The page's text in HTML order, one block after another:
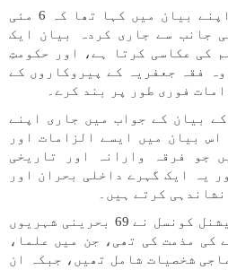
چند روز قبل الوفاق نے اپنے بیان میں کہا تھا کہ 6 مئی
کی جانب سے جاری کردہ بیان ایک
کی عکاسی کرتا ہے، اور حکومتِ
فقہ جعفریہ کے پیروکاروں کے
فوری طور پر بند کرے۔
بیان کے جواب میں جاری اپنے
اس بیان میں ایسے الزامات اور
جو فرقہ وارانہ اور تاریخی
یہ ایک گہرے داخلی بحران اور
کرتے ہیں۔
اس سے قبل بھی الوفاق نیشنل کونسل نے 69 بحرینی شہریوں
کی مذمت کی تھی، جن میں علما،
شخصیات شامل تھیں، جبکہ ان